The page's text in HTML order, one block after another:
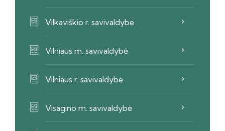
Vilkaviškio r. savivaldybė
Vilniaus m. savivaldybė
Vilniaus r. savivaldybė
Visagino m. savivaldybė